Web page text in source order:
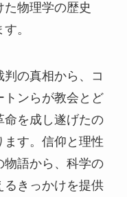
物理学の歴史
。
の真相から、コ
トンらが教会とど
命を成し遂げたの
ます。信仰と理性
物語から、科学の
るきっかけを提供